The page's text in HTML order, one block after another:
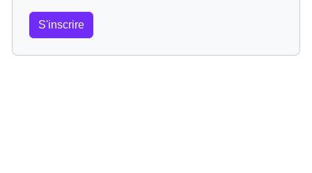
S'inscrire